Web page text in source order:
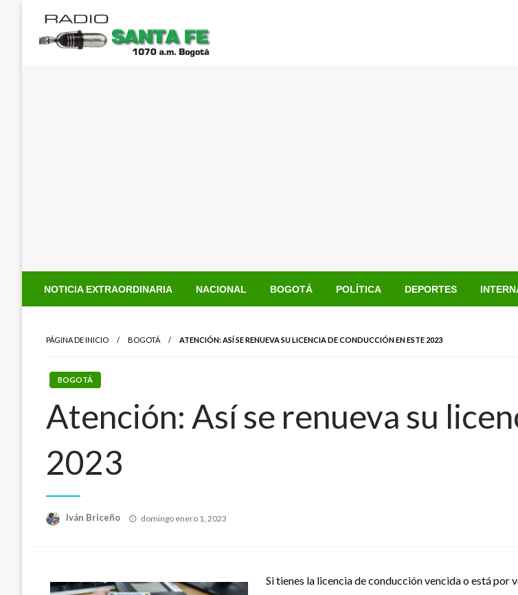
contenido
NOTICIA EXTRAORDINARIA NACIONAL BOGOTÁ POLÍTICA DEPORTES
PÁGINA DE INICIO BOGOTÁ ATENCIÓN: ASÍ SE RENUEVA SU LICENCIA DE CONDUCCIÓN EN ESTE 2023
BOGOTÁ
Atención: Así se renueva su
2023
Iván Briceño
Publicado
domingo enero 1, 2023
Si tienes la licencia de conducción vencida o está por